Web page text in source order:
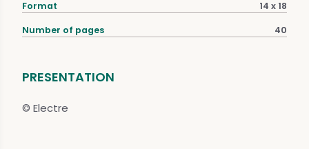
Format 14 x 18
Number of pages 40
PRESENTATION
© Electre